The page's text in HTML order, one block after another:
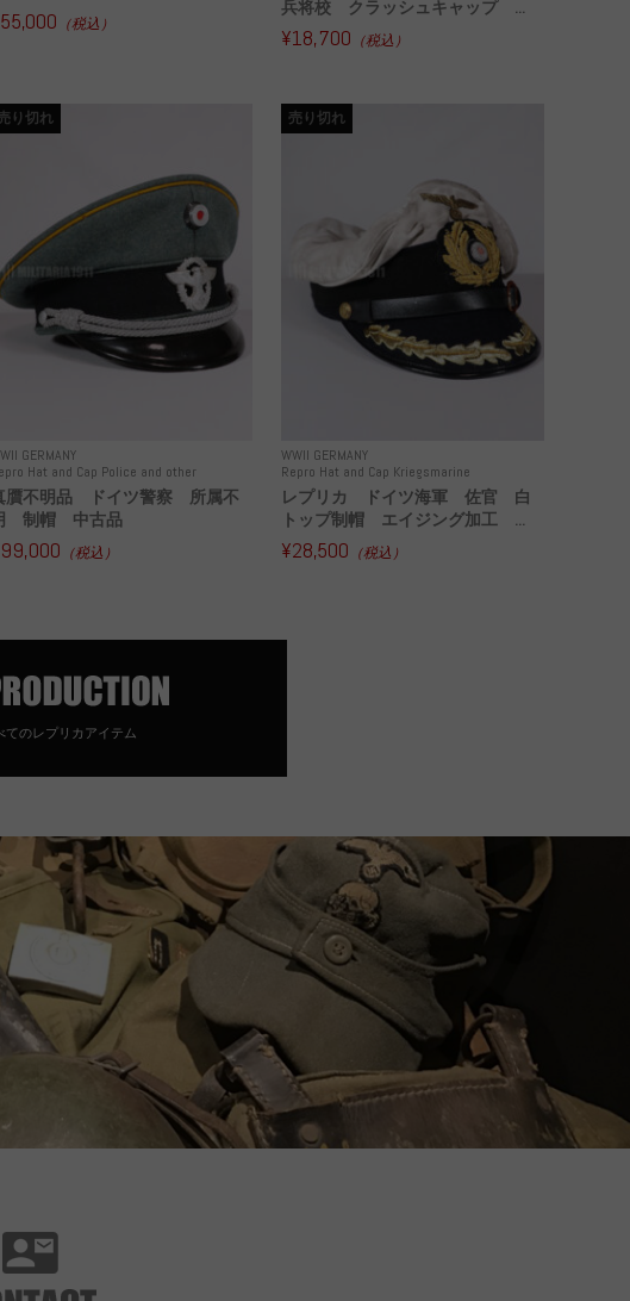
（税込）
兵将校 クラッシュキャップ ...
¥18,700 （税込）
GERMANY
Hat and Cap Police and other
り切れ
贋不明品 ドイツ警察 所属不
制帽 中古品
（税込）
WWII GERMANY
Repro Hat and Cap Kriegsmarine
売り切れ
レプリカ ドイツ海軍 佐官 白
トップ制帽 エイジング加工 ...
¥28,500 （税込）
てのレプリカアイテム